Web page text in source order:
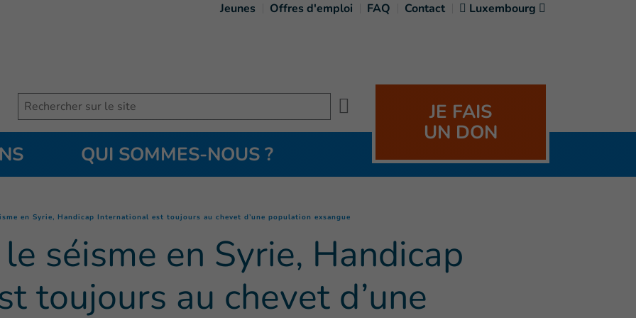
Jeunes Offres d'emploi FAQ Contact Luxembourg
Search
JE FAIS
UN DON
QUI SOMMES-NOUS ?
en Syrie, Handicap International est toujours au chevet d’une population exsangue
séisme en Syrie, Handicap
toujours au chevet d’une